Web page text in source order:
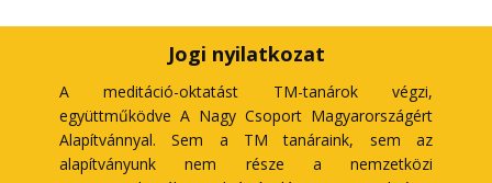
Jogi nyilatkozat
A meditáció-oktatást TM-tanárok végzi,
együttműködve A Nagy Csoport Magyarországért
Alapítvánnyal. Sem a TM tanáraink, sem az
alapítványunk nem része a nemzetközi